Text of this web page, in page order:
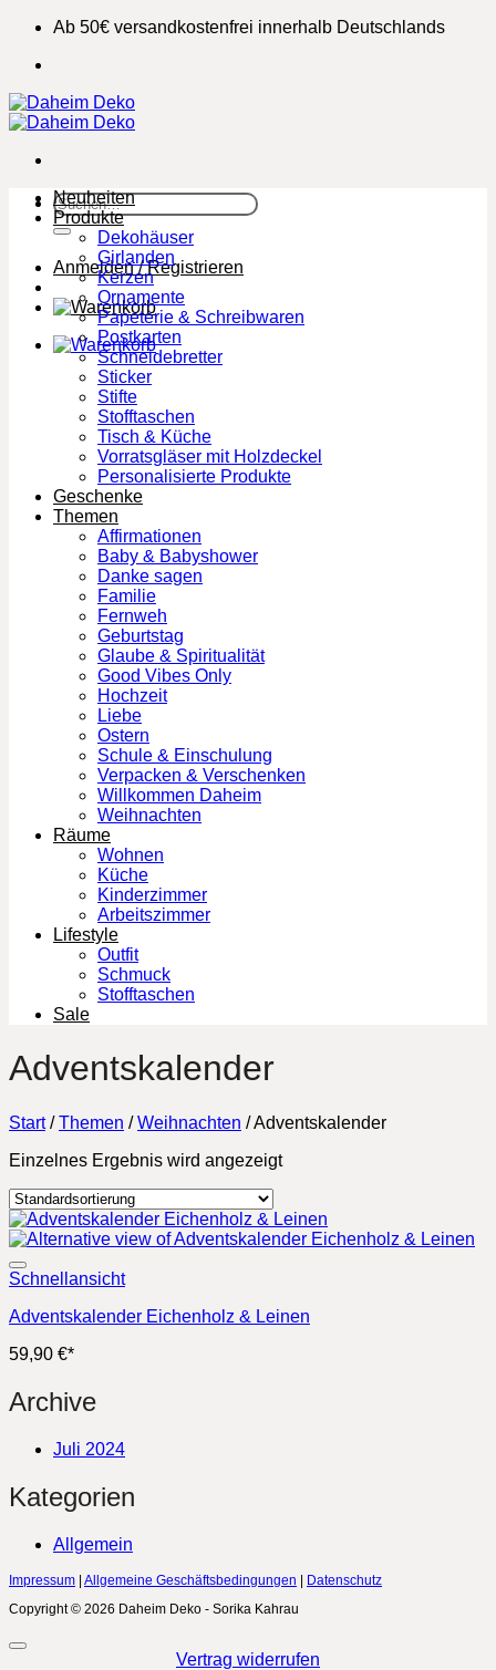
Zum
springen
Ab 50€ versandkostenfrei innerhalb Deutschlands
Suchen
nach:
Anmelden / Registrieren
Neuheiten
Produkte
Dekohäuser
Girlanden
Kerzen
Ornamente
Papeterie & Schreibwaren
Postkarten
Schneidebretter
Sticker
Stifte
Stofftaschen
Tisch & Küche
Vorratsgläser mit Holzdeckel
Personalisierte Produkte
Geschenke
Themen
Affirmationen
Baby & Babyshower
Danke sagen
Familie
Fernweh
Geburtstag
Glaube & Spiritualität
Good Vibes Only
Hochzeit
Liebe
Ostern
Schule & Einschulung
Verpacken & Verschenken
Willkommen Daheim
Weihnachten
Räume
Wohnen
Küche
Kinderzimmer
Arbeitszimmer
Lifestyle
Outfit
Schmuck
Stofftaschen
Sale
Adventskalender
Start / Themen / Weihnachten /Adventskalender
Einzelnes Ergebnis wird angezeigt
Schnellansicht
Adventskalender Eichenholz & Leinen
59,90 €*
Archive
Juli 2024
Kategorien
Allgemein
Impressum | Allgemeine Geschäftsbedingungen | Datenschutz
Copyright © 2026 Daheim Deko - Sorika Kahrau
Vertrag widerrufen